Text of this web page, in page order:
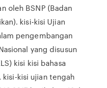
oleh BSNP (Badan
kisi-kisi Ujian
pengembangan
yang disusun
kisi kisi bahasa
kisi-kisi ujian tengah